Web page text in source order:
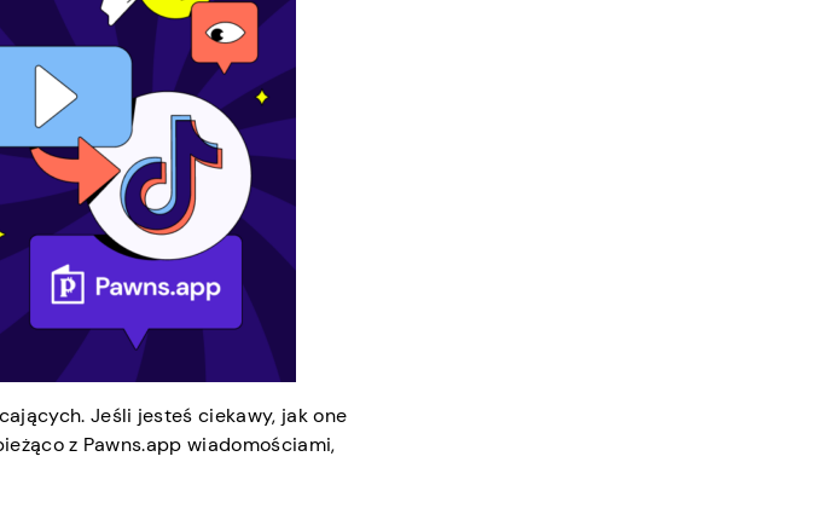
Jeśli jesteś ciekawy, jak one
z Pawns.app wiadomościami,